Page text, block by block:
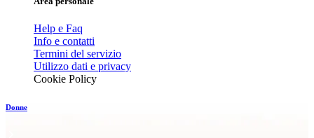
Help e Faq
Info e contatti
Termini del servizio
Utilizzo dati e privacy
Cookie Policy
Donne